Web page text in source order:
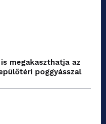
megakaszthatja az
poggyásszal